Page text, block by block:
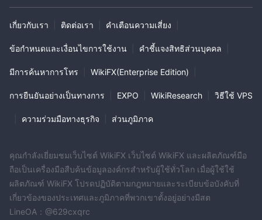
เกี่ยวกับเรา ติดต่อเรา คำเตือนความเสี่ยง
ข้อกำหนดและเงื่อนไขการใช้งาน คำชี้แจงสิทธิส่วนบุคคล
มีการค้นหาการโทร WikiFX(Enterprise Edition)
การยืนยันอย่างเป็นทางการ EXPO WikiResearch วิธีใช้ VPS
ความร่วมมือทางธุรกิจ ส่วนภูมิภาค
คุณกำลังเยี่ยมชมเว็บไซต์ WikiFX เว็บไซต์ WikiFX และผลิตภัณฑ์มือ
ถือเป็นเครื่องมือสืบค้นข้อมูลองค์กรสำหรับผู้ใช้ทั่วโลก เมื่อผู้ใช้ใช้
ผลิตภัณฑ์ WikiFX โปรดปฏิบัติตามกฎหมายและระเบียบข้อบังคับที่
เกี่ยวข้องของประเทศและภูมิภาคที่พวกเขาตั้งอยู่อย่างมีสต
LineOA：@629cxqrc